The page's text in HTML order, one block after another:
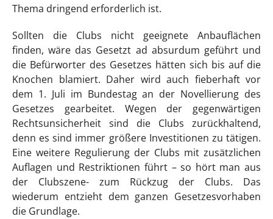
Thema dringend erforderlich ist.
Sollten die Clubs nicht geeignete Anbauflächen
finden, wäre das Gesetzt ad absurdum geführt und
die Befürworter des Gesetzes hätten sich bis auf die
Knochen blamiert. Daher wird auch fieberhaft vor
dem 1. Juli im Bundestag an der Novellierung des
Gesetzes gearbeitet. Wegen der gegenwärtigen
Rechtsunsicherheit sind die Clubs zurückhaltend,
denn es sind immer größere Investitionen zu tätigen.
Eine weitere Regulierung der Clubs mit zusätzlichen
Auflagen und Restriktionen führt – so hört man aus
der Clubszene- zum Rückzug der Clubs. Das
wiederum entzieht dem ganzen Gesetzesvorhaben
die Grundlage.